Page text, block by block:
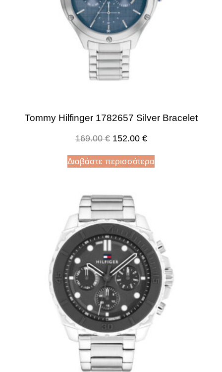
Tommy Hilfinger 1782657 Silver Bracelet
169.00€ 152.00 €
Διαβάστε περισσότερα